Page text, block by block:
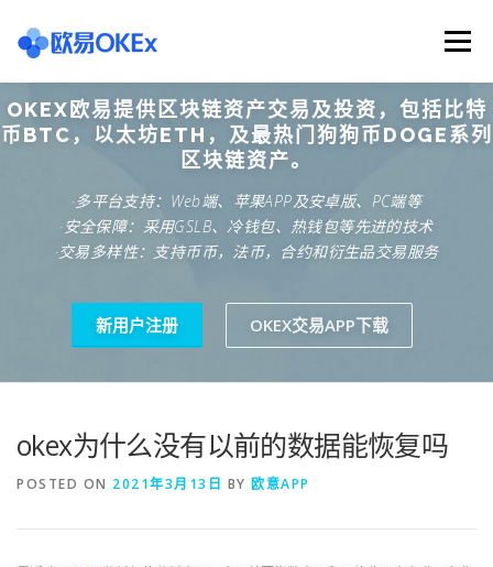
content
Menu
欧意交易所 关于欧意OKX 欧意APP下载
欧意注册网址 欧意交易下载 欧意团队
OKEX欧易提供区块链资产交易及投资，包括比特
币BTC，以太坊ETH，及最热门狗狗币DOGE系列
区块链资产。
·多平台支持：Web端、苹果APP及安卓版、PC端等
·安全保障：采用GSLB、冷钱包、热钱包等先进的技术
·交易多样性：支持币币，法币，合约和衍生品交易服务
新用户注册 OKEX交易APP下载
okex为什么没有以前的数据能恢复吗
POSTED ON 2021年3月13日 BY 欧意APP